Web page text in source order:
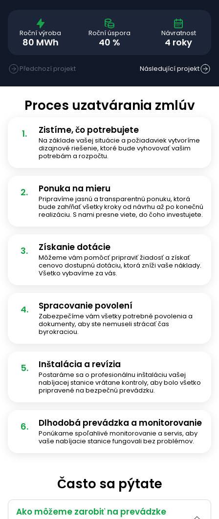
Roční výroba
80 MWh
Roční úspora
40 %
Návratnost
4 roky
Předchozí projekt Následující projekt
Proces uzatvárania zmlúv
1. Zistíme, čo potrebujete
Na základe vašej situácie a požiadaviek vytvoríme
dizajnové riešenie, ktoré bude vyhovovať vašim
potrebám a rozpočtu.
2. Ponuka na mieru
Pripravíme jasnú a transparentnú ponuku, ktorá
bude zahŕňať všetky kroky od návrhu až po konečnú
realizáciu. S nami presne viete, do čoho investujete.
3. Získanie dotácie
Môžeme vám pomôcť pripraviť žiadosť a získať
cenovo dostupnú dotáciu, ktorá zníži vaše náklady.
Všetko vybavíme za vás.
4. Spracovanie povolení
Zabezpečíme vám všetky potrebné povolenia a
dokumenty, aby ste nemuseli strácať čas
byrokraciou.
5. Inštalácia a revízia
Postaráme sa o profesionálnu inštaláciu vašej
nabíjacej stanice vrátane kontroly, aby bolo všetko
pripravené na bezpečnú prevádzku.
6. Dlhodobá prevádzka a monitorovanie
Ponúkame spoľahlivé monitorovanie a servis, aby
vaše nabíjacie stanice fungovali bez problémov.
Často sa pýtate
Ako môžeme zarobiť na prevádzke